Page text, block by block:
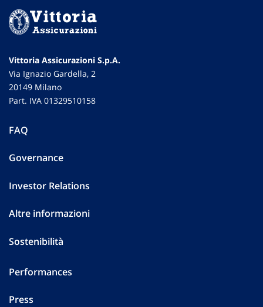
Vittoria Assicurazioni S.p.A.
Via Ignazio Gardella, 2
20149 Milano
Part. IVA 01329510158
FAQ
Governance
Investor Relations
Altre informazioni
Sostenibilità
Performances
Press